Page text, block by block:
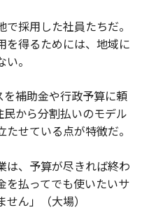
採用した社員たちだ。
を得るためには、地域に
。
補助金や行政予算に頼
から分割払いのモデル
せている点が特徴だ。
は、予算が尽きれば終わ
を払ってでも使いたいサ
ん」（大場）